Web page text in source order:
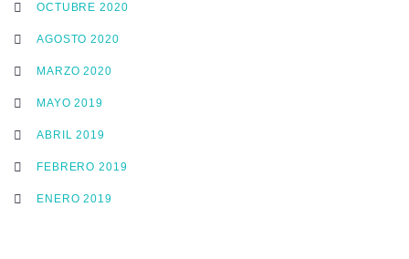
OCTUBRE 2020
AGOSTO 2020
MARZO 2020
MAYO 2019
ABRIL 2019
FEBRERO 2019
ENERO 2019